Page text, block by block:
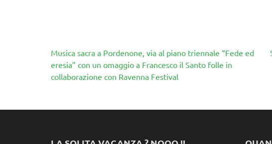
Navigazione
articoli
Musica sacra a Pordenone, via al piano triennale “Fede ed
eresia” con un omaggio a Francesco il Santo folle in
collaborazione con Ravenna Festival